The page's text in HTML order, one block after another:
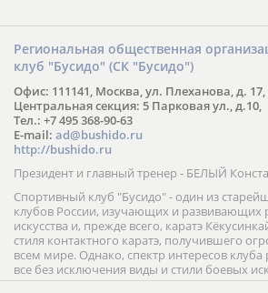
Региональная общественная
клуб "Бусидо" (СК "Бусидо")
Офис: 111141, Москва, ул. Плеханова, д.
Центральная секция: 5 Парковая ул., д.10,
Тел.: +7 495 368-90-63
E-mail: ad@bushido.ru
http://bushido.ru
Президент и главный тренер - БЕЛЫЙ
Спортивный клуб "Бусидо" - один из
клубов России, изучающих и развивающих
искусства и, прежде всего, каратэ
стиля контактного каратэ, получившего
всем мире. Однако, спектр интересов клуба
все без исключения виды и стили боевых